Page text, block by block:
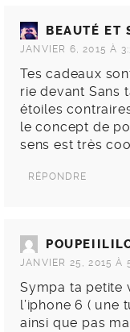
BEAUTÉ ET
JANVIER 6, 2015 À
Tes cadeaux
rie devant Sans
étoiles
le concept de
sens est très
RÉPONDRE
JANVIER 25, 2015 À
Sympa ta petite
l’iphone 6 ( une
ainsi que pas